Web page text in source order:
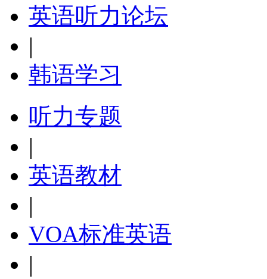
英语听力论坛
|
韩语学习
听力专题
|
英语教材
|
VOA标准英语
|